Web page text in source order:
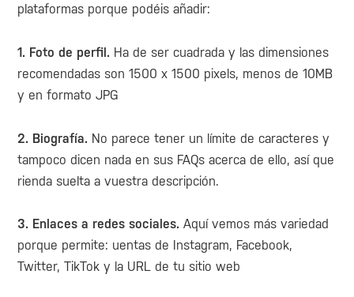
plataformas porque podéis añadir:
1. Foto de perfil. Ha de ser cuadrada y las dimensiones
recomendadas son 1500 x 1500 pixels, menos de 10MB
y en formato JPG
2. Biografía. No parece tener un límite de caracteres y
tampoco dicen nada en sus FAQs acerca de ello, así que
rienda suelta a vuestra descripción.
3. Enlaces a redes sociales.Aquí vemos más variedad
porque permite: uentas de Instagram, Facebook,
Twitter, TikTok y la URL de tu sitio web